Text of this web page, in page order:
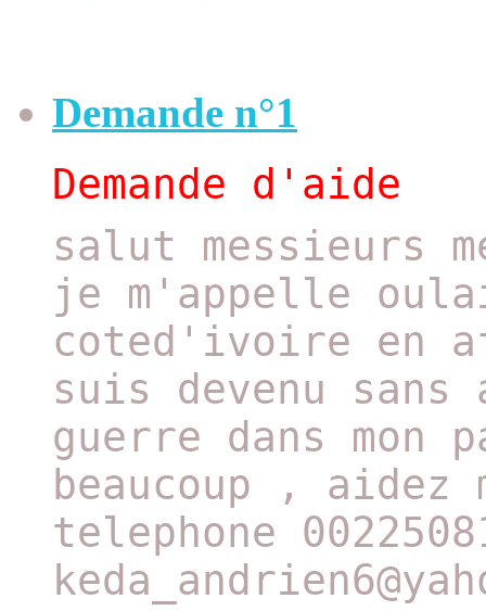
Demande n°1
Demande d'aide
salut messieurs
je m'appelle
coted'ivoire en
suis devenu
guerre dans
beaucoup ,
telephone